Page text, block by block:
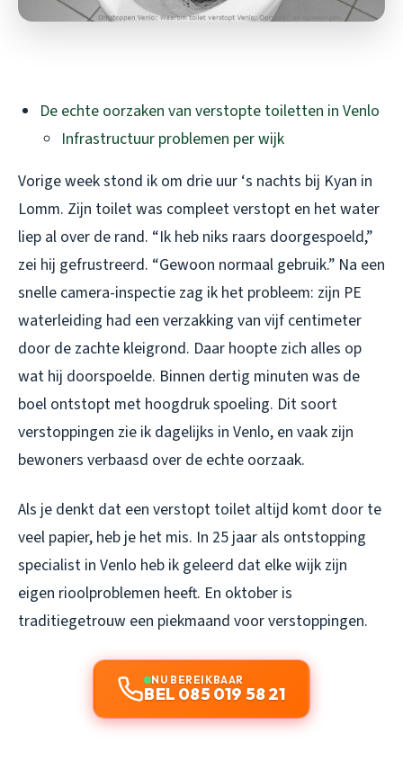
De echte oorzaken van verstopte toiletten in Venlo
Infrastructuur problemen per wijk
Vorige week stond ik om drie uur ‘s nachts bij Kyan in
Lomm. Zijn toilet was compleet verstopt en het water
liep al over de rand. “Ik heb niks raars doorgespoeld,”
zei hij gefrustreerd. “Gewoon normaal gebruik.” Na een
snelle camera-inspectie zag ik het probleem: zijn PE
waterleiding had een verzakking van vijf centimeter
door de zachte kleigrond. Daar hoopte zich alles op
wat hij doorspoelde. Binnen dertig minuten was de
boel ontstopt met hoogdruk spoeling. Dit soort
verstoppingen zie ik dagelijks in Venlo, en vaak zijn
bewoners verbaasd over de echte oorzaak.
Als je denkt dat een verstopt toilet altijd komt door te
veel papier, heb je het mis. In 25 jaar als ontstopping
specialist in Venlo heb ik geleerd dat elke wijk zijn
eigen rioolproblemen heeft. En oktober is
traditiegetrouw een piekmaand voor verstoppingen.
NU BEREIKBAAR
BEL 085 019 58 21